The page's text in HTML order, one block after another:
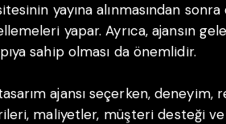
yayına alınmasından
yapar. Ayrıca, ajansın
sahip olması da önemlidir.
ajansı seçerken,
maliyetler, müşteri desteği